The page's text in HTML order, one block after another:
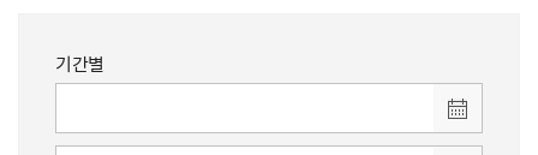
기간별